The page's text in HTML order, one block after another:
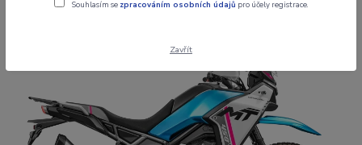
Souhlasím se zpracováním osobních údajů pro účely registrace.
Zavřít